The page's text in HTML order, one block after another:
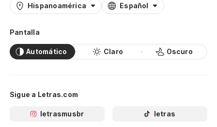
Hispanoamérica Español
Pantalla
Automático Claro Oscuro
Sigue a Letras.com
letrasmusbr letras